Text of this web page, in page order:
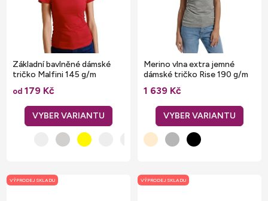
Základní bavlněné dámské
tričko Malfini 145 g/m
od 179 Kč
Merino vlna extra jemné
dámské tričko Rise 190 g/m
1 639 Kč
VÝPRODEJ SKLADU VÝPRODEJ SKLADU